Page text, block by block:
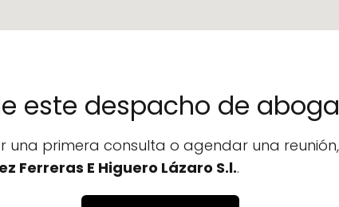
este despacho de
una primera consulta o agendar una
Ferreras E Higuero Lázaro S.l..